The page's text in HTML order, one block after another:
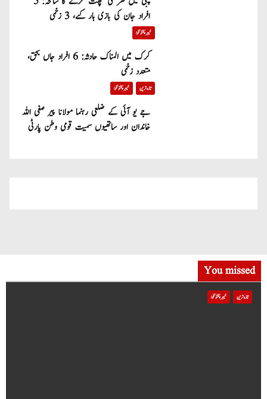
افراد جان کی بازی ہار گئے، 3 زخمی
خیبر پختونخوا
کرک میں المناک حادثہ: 6 افراد جاں بحق،
متعدد زخمی
تازہ ترین خیبر پختونخوا
جے یو آئی کے ضلعی رہنما مولانا پیر صفی اللہ
خاندان اور ساتھیوں سمیت قومی وطن پارٹی
You missed
تازہ ترین خیبر پختونخوا